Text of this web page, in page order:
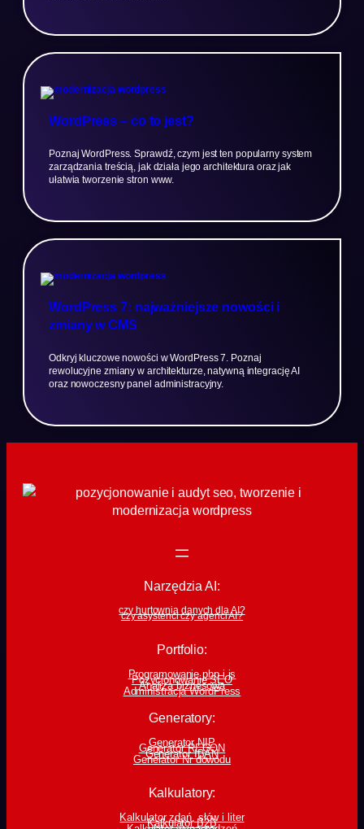
WordPress – co to jest?
Poznaj WordPress. Sprawdź, czym jest ten popularny system
zarządzania treścią, jak działa jego architektura oraz jak
ułatwia tworzenie stron www.
WordPress 7: najważniejsze nowości i
zmiany w CMS
Odkryj kluczowe nowości w WordPress 7. Poznaj
rewolucyjne zmiany w architekturze, natywną integrację AI
oraz nowoczesny panel administracyjny.
Narzędzia AI:
czy hurtownia danych dla AI?
czy asystenci czy agenci AI?
Portfolio:
Programowanie php i js
Pozycjonowanie SEO
Analiza biznesowa
Administracja WordPress
Generatory:
Generator NIP
Generator REGON
Generator IBAN
Generator Nr dowodu
Kalkulatory:
Kalkulator zdań, słów i liter
Kalkulator B2B